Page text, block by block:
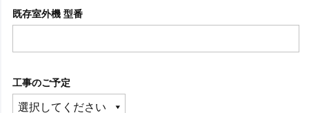
既存室外機 型番
工事のご予定